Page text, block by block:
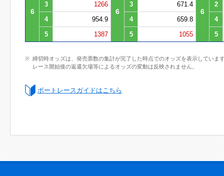
6 6 6
3
1266 3 671.4
2
4
954.9 4 659.8
4
5
1387 5 1055 5
締切時オッズは、発売票数の集計が完了した時点でのオッズを表示していま
レース開始後の返還欠場等によるオッズの変動は反映されません。
ボートレースガイドはこちら